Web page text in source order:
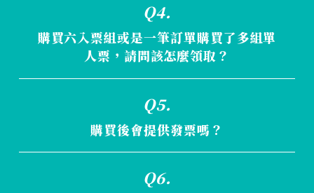
開入場。
Q4.
購買六入票組或是一筆訂單購買了多組單
人票，請問該怎麼領取？
不可分開領取喔。
Q5.
購買後會提供發票嗎？
統編請記得完整填寫抬頭、統一編號。
Q6.